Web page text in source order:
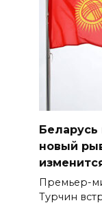
Беларусь
новый
Премьер-
Турчин